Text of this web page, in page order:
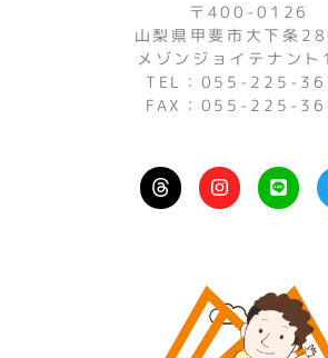
〒400-0126
山梨県甲斐市大下条
メゾンジョイテナン
TEL：055-225-
FAX：055-225-
I
n
s
a
m
L
i
n